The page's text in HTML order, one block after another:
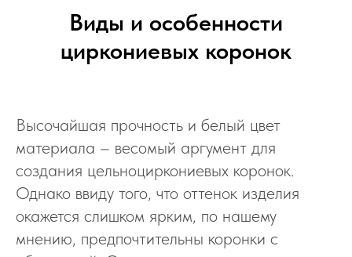
Виды и особенности
циркониевых коронок
Высочайшая прочность и белый цвет
материала – весомый аргумент для
создания цельноциркониевых коронок.
Однако ввиду того, что оттенок изделия
окажется слишком ярким, по нашему
мнению, предпочтительны коронки с